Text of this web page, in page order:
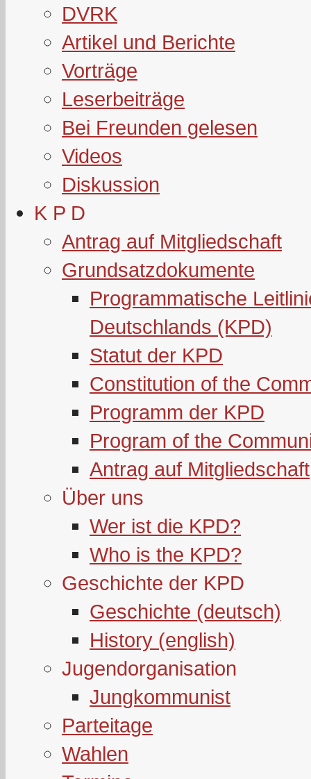
DVRK
Artikel und Berichte
Vorträge
Leserbeiträge
Bei Freunden gelesen
Videos
Diskussion
K P D
Antrag auf Mitgliedschaft
Grundsatzdokumente
Programmatische
Deutschlands (KPD)
Statut der KPD
Constitution of the
Programm der KPD
Program of the
Antrag auf Mitgliedschaft
Über uns
Wer ist die KPD?
Who is the KPD?
Geschichte der KPD
Geschichte (deutsch)
History (english)
Jugendorganisation
Jungkommunist
Parteitage
Wahlen